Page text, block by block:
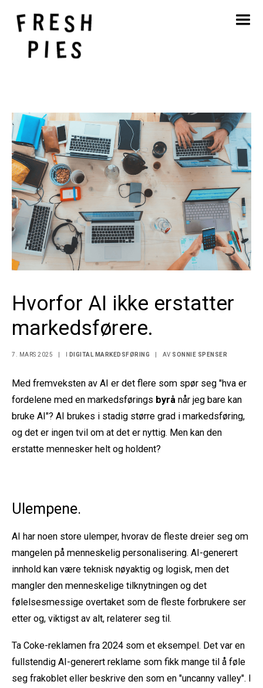
Hjem
Kontakt
Hvorfor AI ikke erstatter
markedsførere.
7. MARS 2025 DIGITAL MARKEDSFØRING AV SONNIE SPENSER
Med fremveksten av AI er det flere som spør seg "hva er
fordelene med en markedsførings byrå når jeg bare kan
bruke AI"? AI brukes i stadig større grad i markedsføring,
og det er ingen tvil om at det er nyttig. Men kan den
erstatte mennesker helt og holdent?
Ulempene.
AI har noen store ulemper, hvorav de fleste dreier seg om
mangelen på menneskelig personalisering. AI-generert
innhold kan være teknisk nøyaktig og logisk, men det
mangler den menneskelige tilknytningen og det
følelsesmessige overtaket som de fleste forbrukere ser
etter og, viktigst av alt, relaterer seg til.
Ta Coke-reklamen fra 2024 som et eksempel. Det var en
fullstendig AI-generert reklame som fikk mange til å føle
seg frakoblet eller beskrive den som en "uncanny valley". I